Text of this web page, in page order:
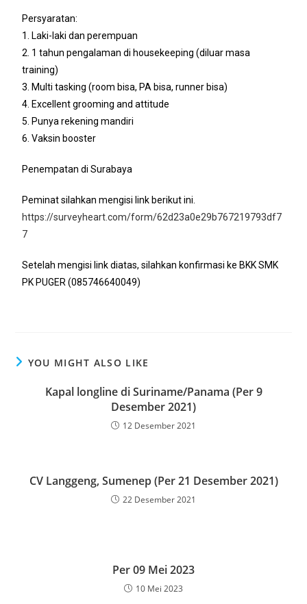
Persyaratan:
1. Laki-laki dan perempuan
2. 1 tahun pengalaman di housekeeping (diluar masa
training)
3. Multi tasking (room bisa, PA bisa, runner bisa)
4. Excellent grooming and attitude
5. Punya rekening mandiri
6. Vaksin booster
Penempatan di Surabaya
Peminat silahkan mengisi link berikut ini.
https://surveyheart.com/form/62d23a0e29b767219793df7
7
Setelah mengisi link diatas, silahkan konfirmasi ke BKK SMK
PK PUGER (085746640049)
YOU MIGHT ALSO LIKE
Kapal longline di Suriname/Panama (Per 9
Desember 2021)
12 Desember 2021
CV Langgeng, Sumenep (Per 21 Desember 2021)
22 Desember 2021
Per 09 Mei 2023
10 Mei 2023